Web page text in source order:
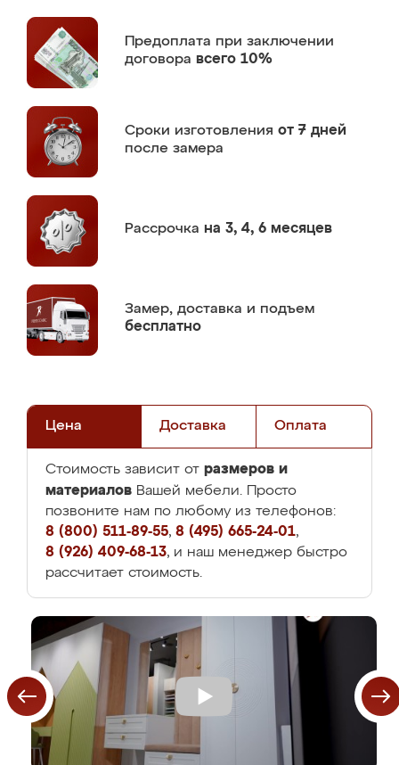
Предоплата при заключении
договора всего 10%
Сроки изготовления от 7 дней
после замера
Рассрочка на 3, 4, 6 месяцев
Замер, доставка и подъем
бесплатно
Цена Доставка Оплата
Стоимость зависит от размеров и
материалов Вашей мебели. Просто
позвоните нам по любому из телефонов:
8 (800) 511-89-55, 8 (495) 665-24-01,
8 (926) 409-68-13, и наш менеджер быстро
рассчитает стоимость.